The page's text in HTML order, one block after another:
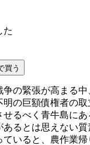
た
買う
争の緊張が高まる
の巨額債権者の
るべく青牛島にあ
あるとは思えない
いると、農作業